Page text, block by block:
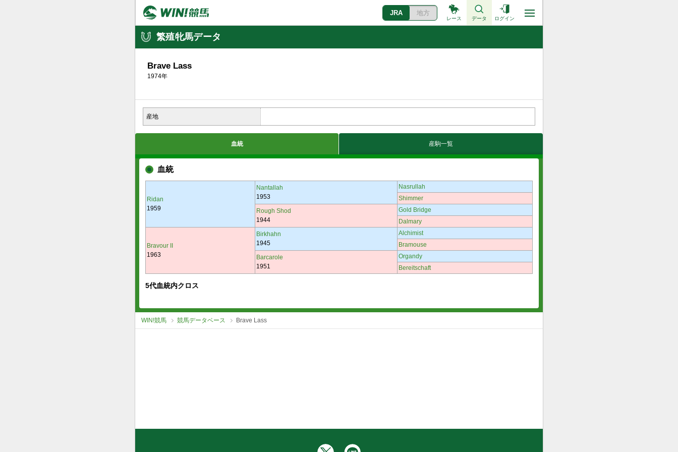
JRA 地方
レース データ ログイン
繁殖牝馬データ
Brave Lass
1974年
産地
血統 産駒一覧
血統
Ridan
1959
Nantallah
1953
Nasrullah
Shimmer
Rough Shod
1944
Gold Bridge
Dalmary
Bravour II
1963
Birkhahn
1945
Alchimist
Bramouse
Barcarole
1951
Organdy
Bereitschaft
5代血統内クロス
WIN!競馬 競馬データベース Brave Lass